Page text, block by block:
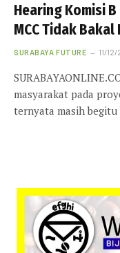
Hearing Komisi
MCC Tidak Bakal
SURABAYA FUTURE 11/12/
masyarakat pada
ternyata masih